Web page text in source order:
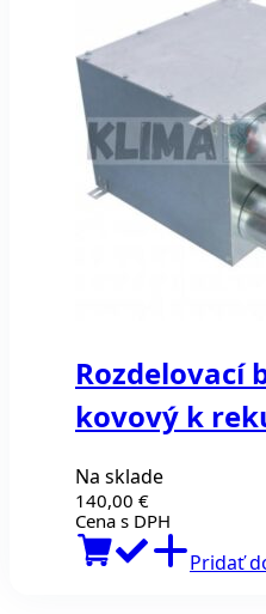
Rozdelovací
kovový k
Na sklade
140,00 €
Cena s DPH
Pridať